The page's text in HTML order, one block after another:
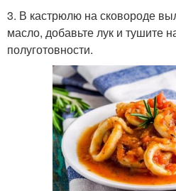
3. В кастрюлю на сковороде
масло, добавьте лук и тушите
полуготовности.